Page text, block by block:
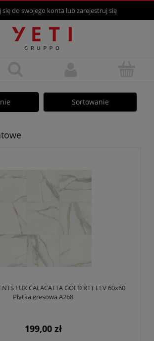
siędo swojego konta lubzarejestruj się
Sortowanie
LUX CALACATTA GOLD RTT LEV 60x60
Płytka gresowa A268
199,00 zł